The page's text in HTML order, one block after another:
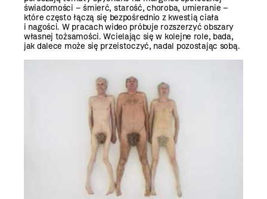
świadomości – śmierć, starość, choroba, umieranie –
które często łączą się bezpośrednio z kwestią ciała
i nagości. W pracach wideo próbuje rozszerzyć obszary
własnej tożsamości. Wcielając się w kolejne role, bada,
jak dalece może się przeistoczyć, nadal pozostając sobą.